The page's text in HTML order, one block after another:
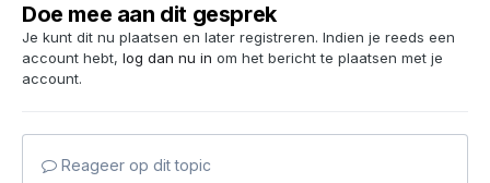
Doe mee aan dit gesprek
Je kunt dit nu plaatsen en later registreren. Indien je reeds een
account hebt, log dan nu in om het bericht te plaatsen met je
account.
Reageer op dit topic